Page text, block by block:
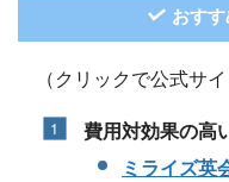
おす
（クリックで公式サイ
費用対効果の高
ミライズ英